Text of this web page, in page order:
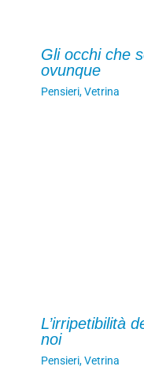
Gli occhi che
ovunque
Pensieri,Vetrina
L’irripetibilità
noi
Pensieri,Vetrina